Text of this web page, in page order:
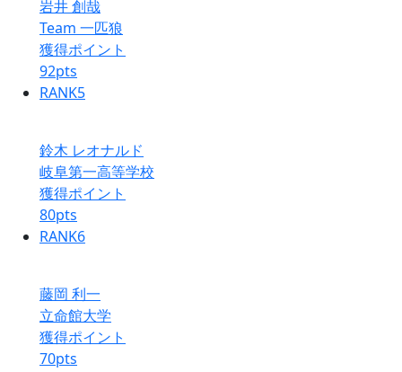
岩井 創哉
Team 一匹狼
獲得ポイント
92pts
RANK5
鈴木 レオナルド
岐阜第一高等学校
獲得ポイント
80pts
RANK6
藤岡 利一
立命館大学
獲得ポイント
70pts